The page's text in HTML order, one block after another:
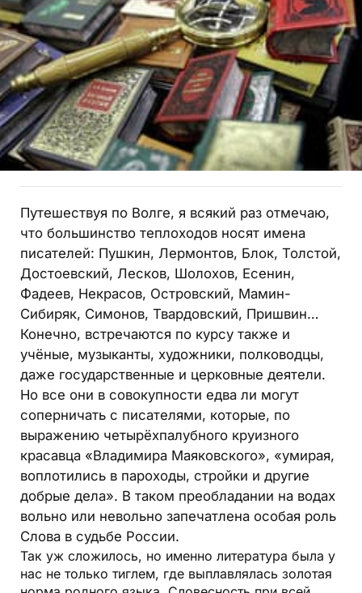
Путешествуя по Волге, я всякий раз отмечаю,
что большинство теплоходов носят имена
писателей: Пушкин, Лермонтов, Блок, Толстой,
Достоевский, Лесков, Шолохов, Есенин,
Фадеев, Некрасов, Островский, Мамин-
Сибиряк, Симонов, Твардовский, Пришвин…
Конечно, встречаются по курсу также и
учёные, музыканты, художники, полководцы,
даже государственные и церковные деятели.
Но все они в совокупности едва ли могут
соперничать с писателями, которые, по
выражению четырёхпалубного круизного
красавца «Владимира Маяковского», «умирая,
воплотились в пароходы, стройки и другие
добрые дела». В таком преобладании на водах
вольно или невольно запечатлена особая роль
Слова в судьбе России.
Так уж сложилось, но именно литература была у
нас не только тиглем, где выплавлялась золотая